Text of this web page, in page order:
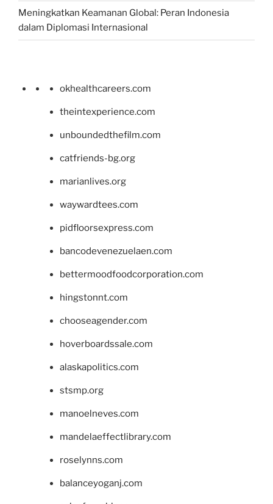
Meningkatkan Keamanan Global: Peran Indonesia
dalam Diplomasi Internasional
okhealthcareers.com
theintexperience.com
unboundedthefilm.com
catfriends-bg.org
marianlives.org
waywardtees.com
pidfloorsexpress.com
bancodevenezuelaen.com
bettermoodfoodcorporation.com
hingstonnt.com
chooseagender.com
hoverboardssale.com
alaskapolitics.com
stsmp.org
manoelneves.com
mandelaeffectlibrary.com
roselynns.com
balanceyoganj.com